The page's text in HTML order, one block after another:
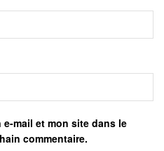
mail et mon site dans le
commentaire.